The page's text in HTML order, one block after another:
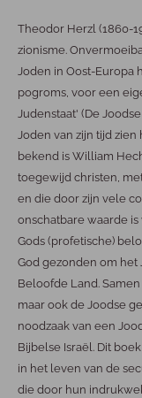
Theodor Herzl (1860-
zionisme.
Joden in Oost-Europa
pogroms, voor een
Judenstaat' (De
Joden van zijn tijd
bekend is William
toegewijd christen,
en die door zijn vele
onschatbare waarde
Gods (profetische)
God gezonden om
Beloofde Land.
maar ook de Joodse
noodzaak van een
Bijbelse Israël. Dit
in het leven van de
die door hun